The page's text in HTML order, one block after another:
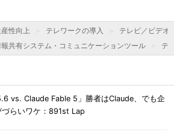
性向上 テレワークの導入
テレビ／ビデオ
共有システム・コミュニケーションツール テ
vs. Claude Fable 5」勝者はClaude、でも企
づらいワケ：891st Lap